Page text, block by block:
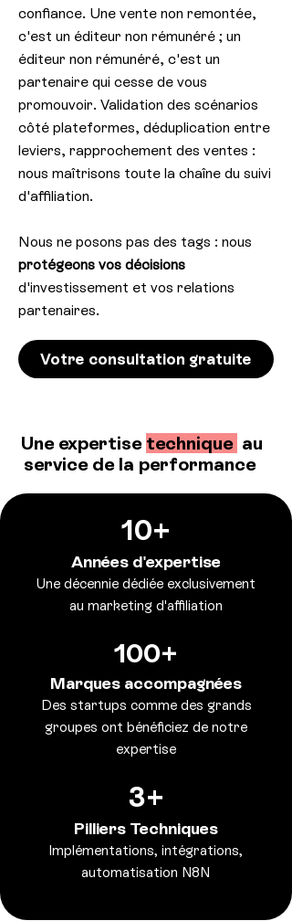
confiance. Une vente non remontée,
c'est un éditeur non rémunéré ; un
éditeur non rémunéré, c'est un
partenaire qui cesse de vous
promouvoir. Validation des scénarios
côté plateformes, déduplication entre
leviers, rapprochement des ventes :
nous maîtrisons toute la chaîne du suivi
d'affiliation.
Nous ne posons pas des tags : nous
protégeons vos décisions
d'investissement et vos relations
partenaires.
Votre consultation gratuite
Une expertise technique au
service de la performance
10+
Années d'expertise
Une décennie dédiée exclusivement
au marketing d'affiliation
100+
Marques accompagnées
Des startups comme des grands
groupes ont bénéficiez de notre
expertise
3+
Pilliers Techniques
Implémentations, intégrations,
automatisation N8N